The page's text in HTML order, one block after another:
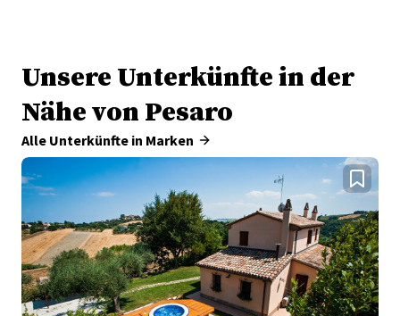
Unsere Unterkünfte in der
Nähe von Pesaro
Alle Unterkünfte in Marken